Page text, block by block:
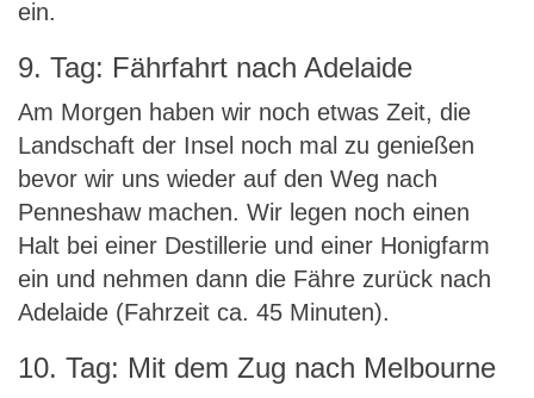
ein.
9. Tag: Fährfahrt nach Adelaide
Am Morgen haben wir noch etwas Zeit, die
Landschaft der Insel noch mal zu genießen
bevor wir uns wieder auf den Weg nach
Penneshaw machen. Wir legen noch einen
Halt bei einer Destillerie und einer Honigfarm
ein und nehmen dann die Fähre zurück nach
Adelaide (Fahrzeit ca. 45 Minuten).
10. Tag: Mit dem Zug nach Melbourne